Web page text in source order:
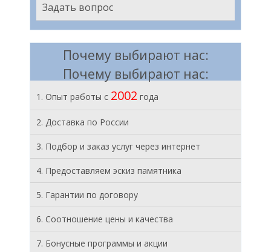
Задать вопрос
Почему выбирают нас:
Почему выбирают нас:
1. Опыт работы с 2002 года
2. Доставка по России
3. Подбор и заказ услуг через интернет
4. Предоставляем эскиз памятника
5. Гарантии по договору
6. Соотношение цены и качества
7. Бонусные программы и акции